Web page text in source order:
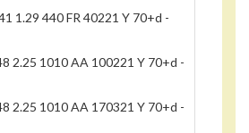
1.29 440 FR 40221 Y 70+d -
2.25 1010 AA 100221 Y 70+d -
2.25 1010 AA 170321 Y 70+d -